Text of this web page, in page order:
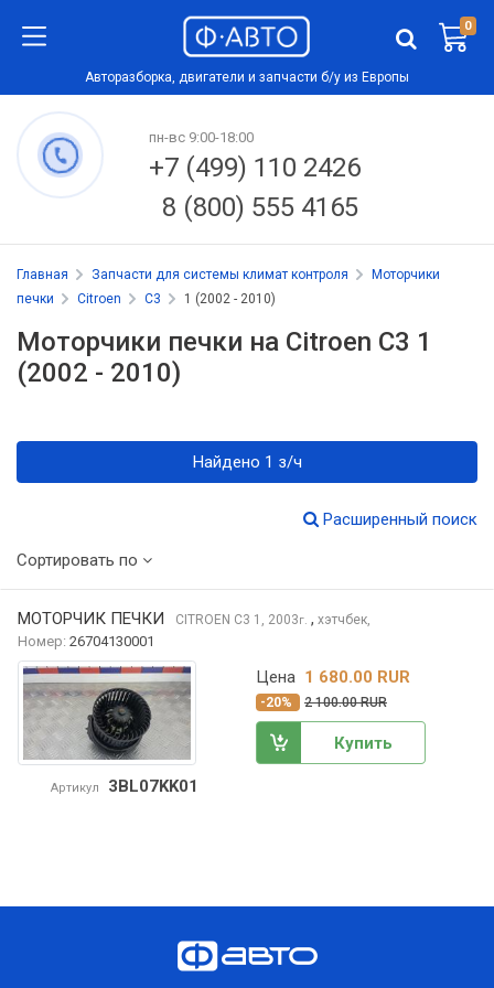
0
Авторазборка, двигатели и запчасти б/у из Европы
пн-вс 9:00-18:00
+7 (499) 110 2426
8 (800) 555 4165
Главная Запчасти для системы климат контроля
Моторчики
печки
Citroen C3 1 (2002 - 2010)
Моторчики печки на Citroen C3 1
(2002 - 2010)
Найдено 1 з/ч
Расширенный поиск
Сортировать по
МОТОРЧИК ПЕЧКИ CITROEN C3 1, 2003г. , хэтчбек,
Номер: 26704130001
Артикул 3BL07KK01
Цена 1 680.00 RUR
-20% 2 100.00 RUR
Купить